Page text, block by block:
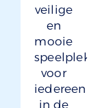
veilige
en
mooie
speelplek
voor
iedereen
in de